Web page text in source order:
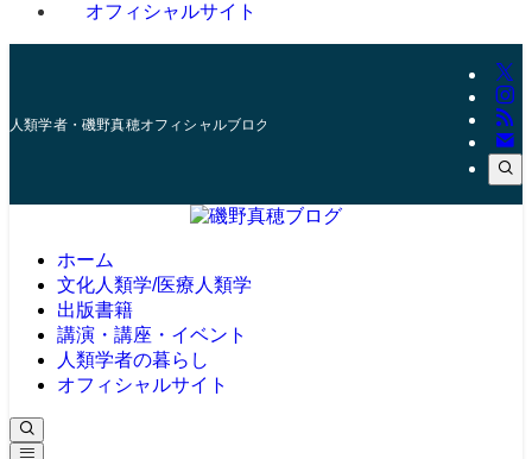
オフィシャルサイト
人類学者・磯野真穂オフィシャルブログ
ホーム
文化人類学/医療人類学
出版書籍
講演・講座・イベント
人類学者の暮らし
オフィシャルサイト